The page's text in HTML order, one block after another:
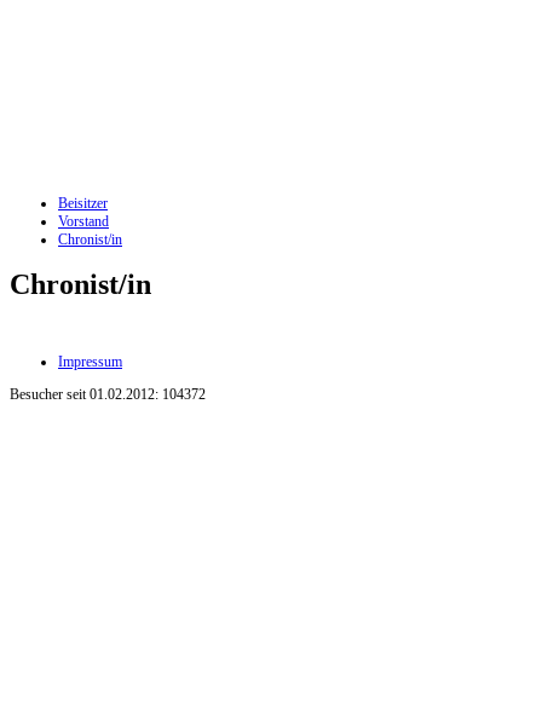
Beisitzer
Vorstand
Chronist/in
Chronist/in
Impressum
Besucher seit 01.02.2012: 104372